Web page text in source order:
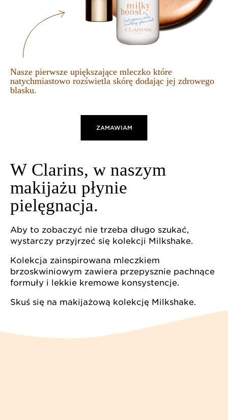
Nasze pierwsze upiększające mleczko które
natychmiastowo rozświetla skórę dodając jej zdrowego
blasku.
W Clarins, w naszym
makijażu płynie
pielęgnacja.
Aby to zobaczyć nie trzeba długo szukać,
wystarczy przyjrzeć się kolekcji Milkshake.
Kolekcja zainspirowana mleczkiem
brzoskwiniowym zawiera przepysznie pachnące
formuły i lekkie kremowe konsystencje.
Skuś się na makijażową kolekcję Milkshake.
ZAMAWIAM